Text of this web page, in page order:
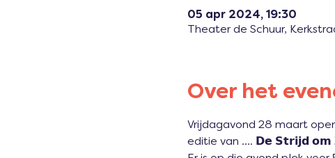
05 apr 2024, 19:30
Theater de Schuur,
Over het
Vrijdagavond 28 maart
editie van …. 𝗗𝗲 𝗦𝘁𝗿𝗶𝗷𝗱